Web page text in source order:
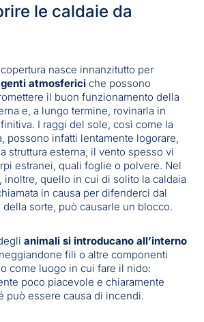
le caldaie da
nasce innanzitutto per
atmosferici che possono
il buon funzionamento della
e, a lungo termine, rovinarla in
I raggi del sole, così come la
possono infatti lentamente logorare,
struttura esterna, il vento spesso vi
estranei, quali foglie o polvere. Nel
inoltre, quello in cui di solito la caldaia
in causa per difenderci dal
sorte, può causarle un blocco.
animali si introducano all’interno
fili o altre componenti
come luogo in cui fare il nido:
poco piacevole e chiaramente
può essere causa di incendi.